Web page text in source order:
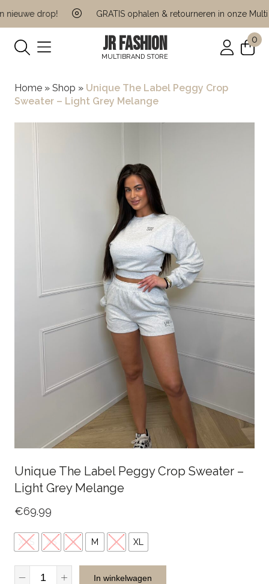
drop! GRATIS ophalen & retourneren in onze Multi
JR FASHION
MULTIBRAND STORE
0
Home » Shop » Unique The Label Peggy Crop
Sweater – Light Grey Melange
Unique The Label Peggy Crop Sweater –
Light Grey Melange
€69.99
XXS XS S M L XL
Unique
In winkelwagen